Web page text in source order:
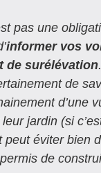
pas une
informer vos
de surélévation
de
d’une
jardin (si
peut éviter bien
de